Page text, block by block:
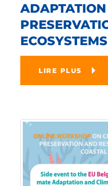
ECOSYSTEMS
LIRE PLUS